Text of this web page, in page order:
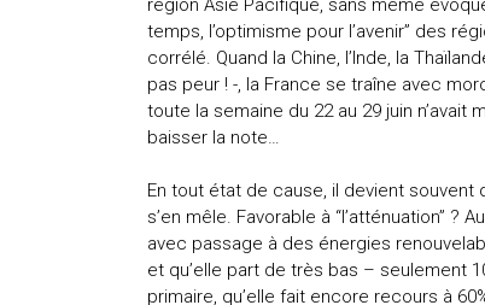
région Asie Pacifique, sans même
temps, l’optimisme pour l’avenir” des
corrélé. Quand la Chine, l’Inde, la
pas peur ! -, la France se traîne avec
toute la semaine du 22 au 29 juin
baisser la note…
En tout état de cause, il devient souvent
s’en mêle. Favorable à “l’atténuation”
avec passage à des énergies
et qu’elle part de très bas – seulement
primaire, qu’elle fait encore recours à